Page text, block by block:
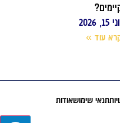
15, 2026
עוד »
תנאי שימושאודות